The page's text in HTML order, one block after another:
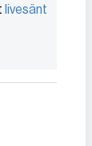
livesänt